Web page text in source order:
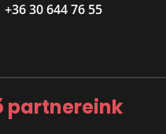
+36 30 644 76 55
partnereink